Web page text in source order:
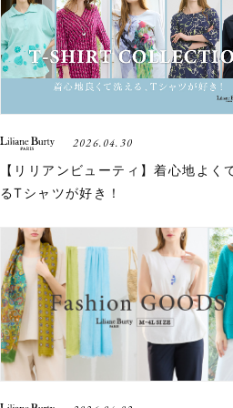
2026.04.30
【リリアンビューティ】着心地よく
るTシャツが好き！